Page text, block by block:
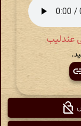
عندلیب